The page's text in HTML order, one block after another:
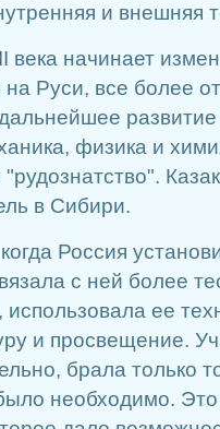
и внешняя
начинает
на Руси, все более
развитие
физика и
в Сибири.
Россия
с ней более
ее
и просвещение.
брала только
было необходимо.